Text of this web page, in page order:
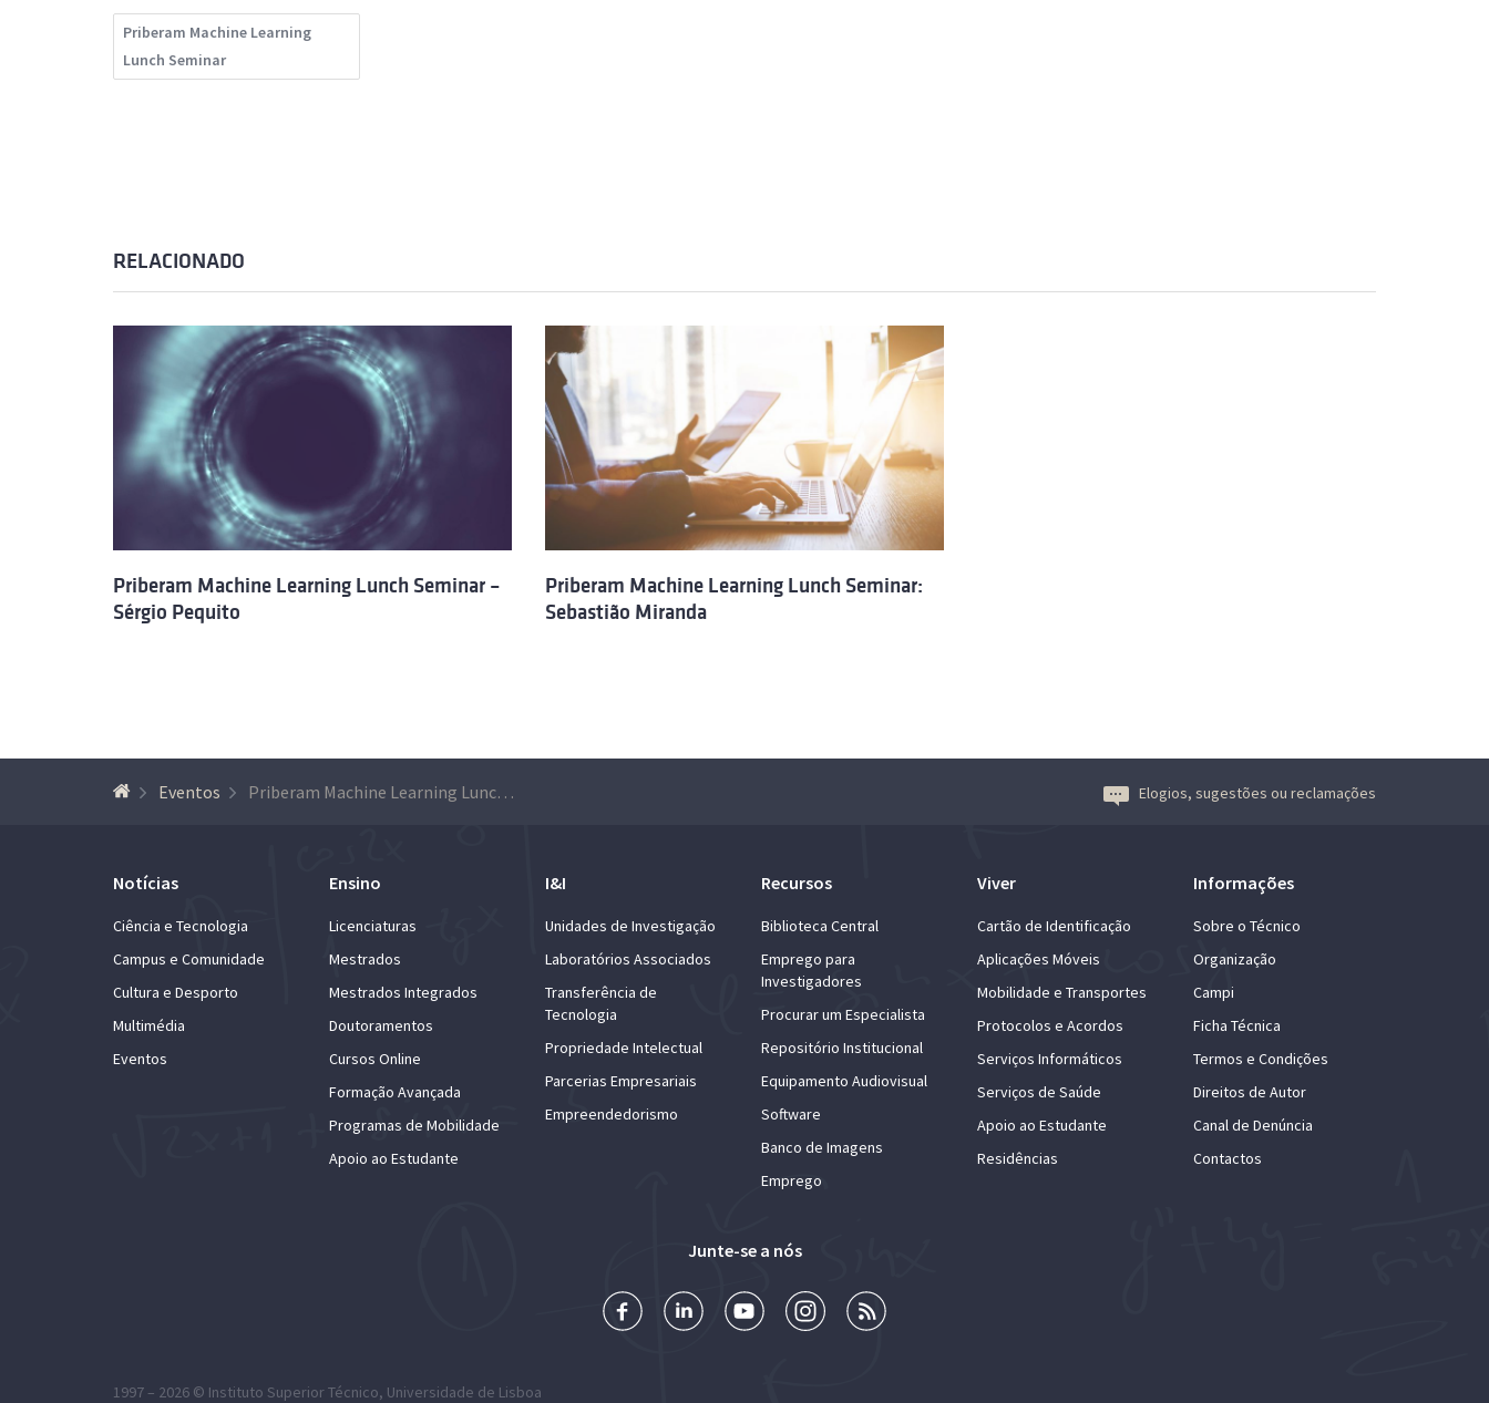
Priberam Machine Learning
Lunch Seminar
RELACIONADO
Priberam Machine Learning Lunch Seminar –
Sérgio Pequito
Priberam Machine Learning Lunch Seminar:
Sebastião Miranda
Eventos Priberam Machine Learning Lunch Seminar: Filipa Peleja Elogios, sugestões ou reclamações
Notícias
Ciência e Tecnologia
Campus e Comunidade
Cultura e Desporto
Multimédia
Eventos
Ensino
Licenciaturas
Mestrados
Mestrados Integrados
Doutoramentos
Cursos Online
Formação Avançada
Programas de Mobilidade
Apoio ao Estudante
I&I
Unidades de Investigação
Laboratórios Associados
Transferência de
Tecnologia
Propriedade Intelectual
Parcerias Empresariais
Empreendedorismo
Recursos
Biblioteca Central
Emprego para
Investigadores
Procurar um Especialista
Repositório Institucional
Equipamento Audiovisual
Software
Banco de Imagens
Emprego
Viver
Cartão de Identificação
Aplicações Móveis
Mobilidade e Transportes
Protocolos e Acordos
Serviços Informáticos
Serviços de Saúde
Apoio ao Estudante
Residências
Informações
Sobre o Técnico
Organização
Campi
Ficha Técnica
Termos e Condições
Direitos de Autor
Canal de Denúncia
Contactos
Junte-se a nós
1997 – 2026 © Instituto Superior Técnico, Universidade de Lisboa